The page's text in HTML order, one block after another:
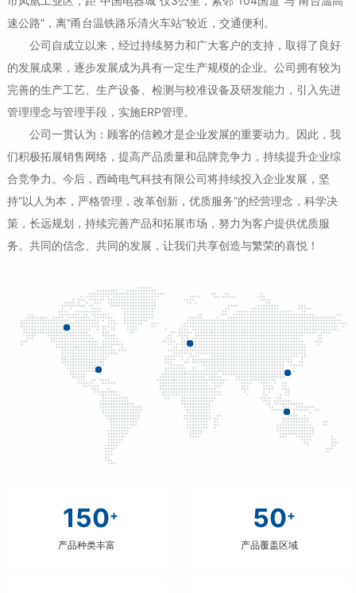
速公路”，离“甬台温铁路乐清火车站”较近，交通便利。
公司自成立以来，经过持续努力和广大客户的支持，取得了良好
的发展成果，逐步发展成为具有一定生产规模的企业。公司拥有较为
完善的生产工艺、生产设备、检测与校准设备及研发能力，引入先进
管理理念与管理手段，实施ERP管理。
公司一贯认为：顾客的信赖才是企业发展的重要动力。因此，我
们积极拓展销售网络，提高产品质量和品牌竞争力，持续提升企业综
合竞争力。今后，西崎电气科技有限公司将持续投入企业发展，坚
持“以人为本，严格管理，改革创新，优质服务”的经营理念，科学决
策，长远规划，持续完善产品和拓展市场，努力为客户提供优质服
务。共同的信念、共同的发展，让我们共享创造与繁荣的喜悦！
150+
产品种类丰富
50+
产品覆盖区域